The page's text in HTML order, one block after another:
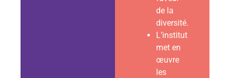
de la
diversité.
L’institut
met en
œuvre
les